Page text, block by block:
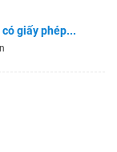
giấy phép...